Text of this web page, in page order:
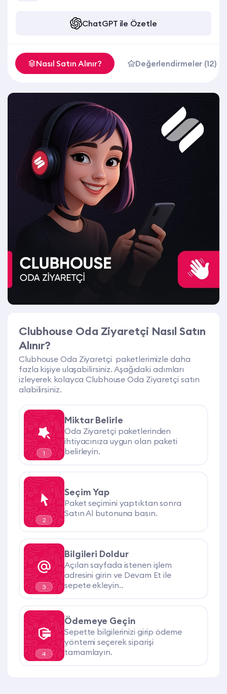
ChatGPT ile Özetle
Nasıl Satın Alınır? Değerlendirmeler (12)
Clubhouse Oda Ziyaretçi Nasıl Satın
Alınır?
Clubhouse Oda Ziyaretçi paketlerimizle daha
fazla kişiye ulaşabilirsiniz. Aşağıdaki adımları
izleyerek kolayca Clubhouse Oda Ziyaretçi satın
alabilirsiniz.
1
Miktar Belirle
Oda Ziyaretçi paketlerinden
ihtiyacınıza uygun olan paketi
belirleyin.
2
Seçim Yap
Paket seçimini yaptıktan sonra
Satın Al butonuna basın.
3
Bilgileri Doldur
Açılan sayfada istenen işlem
adresini girin ve Devam Et ile
sepete ekleyin..
4
Ödemeye Geçin
Sepette bilgilerinizi girip ödeme
yöntemi seçerek siparişi
tamamlayın.